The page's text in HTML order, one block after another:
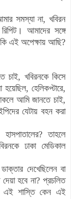
সমস্যা না, খবিরন
আমাদের সঙ্গে
এই অপেক্ষায় আছি?
খবিরনকে কিসে
হেলিকপ্টারে,
আমি জানতে চাই,
যেটায় বহন করা
তাহলে
ঢাকা মেডিকাল
দেখেছিলেন বা
হবে না? প্রচলিত
এই শাস্তি কেন এই